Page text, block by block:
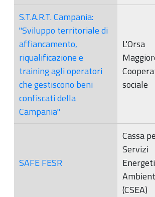
S.T.A.R.T. Campania:
"Sviluppo territoriale di
affiancamento,
riqualificazione e
training agli operatori
che gestiscono beni
confiscati della
Campania"
L'Orsa
sociale
SAFE FESR
Cassa
Servizi
(CSEA)